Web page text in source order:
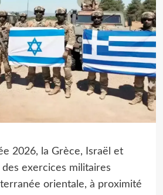
2026, la Grèce, Israël et
exercices militaires
orientale, à proximité